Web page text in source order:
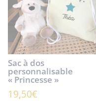
Sac à dos
personnalisable
« Princesse »
19,50€